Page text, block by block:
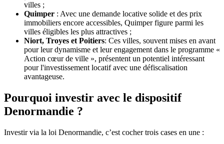
villes​ ;
Quimper : Avec une demande locative solide et des prix
immobiliers encore accessibles, Quimper figure parmi les
villes éligibles les plus attractives ;
Niort, Troyes et Poitiers: Ces villes, souvent mises en avant
pour leur dynamisme et leur engagement dans le programme «
Action cœur de ville », présentent un potentiel intéressant
pour l'investissement locatif avec une défiscalisation
avantageuse.
Pourquoi investir avec le dispositif
Denormandie ?
Investir via la loi Denormandie, c’est cocher trois cases en une :